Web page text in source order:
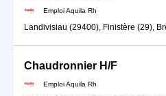
Emploi Aquila Rh
Landivisiau (29400), Finistère (29),
Chaudronnier H/F
Emploi Aquila Rh